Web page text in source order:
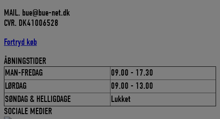
MAIL. bue@bue-net.dk
CVR. DK41006528
Fortryd køb
ÅBNINGSTIDER
MAN-FREDAG
09.00 - 17.30
LØRDAG
09.00 - 13.00
SØNDAG & HELLIGDAGE
Lukket
SOCIALE MEDIER